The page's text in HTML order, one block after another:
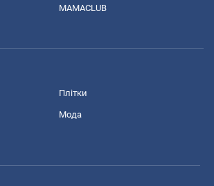
MAMACLUB
Плітки
Мода